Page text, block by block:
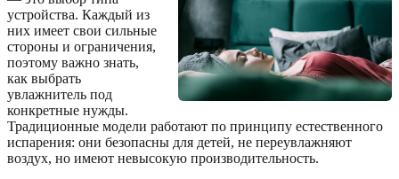
устройства. Каждый из
них имеет свои сильные
стороны и ограничения,
поэтому важно знать,
как выбрать
увлажнитель под
конкретные нужды.
Традиционные модели работают по принципу естественного
испарения: они безопасны для детей, не переувлажняют
воздух, но имеют невысокую производительность.